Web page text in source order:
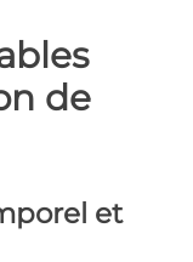
de
et